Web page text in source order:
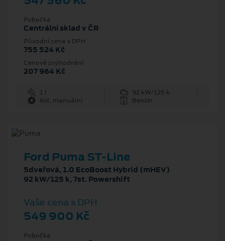
Pobočka
Centrální sklad v ČR
Původní cena s DPH
755 524 Kč
Cenové zvýhodnění
207 964 Kč
1 l
92 kW/125 k
6st. manuální
Benzín
Ford Puma ST-Line
5dveřová, 1.0 EcoBoost Hybrid (mHEV)
92 kW/125 k, 7st. Powershift
Vaše cena s DPH
549 900 Kč
Pobočka